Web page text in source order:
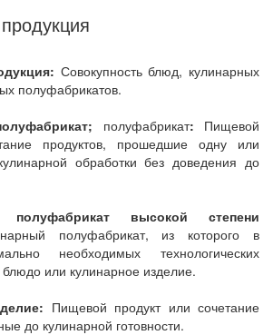
Совокупность блюд, кулинарных
полуфабрикатов.
полуфабрикат: Пищевой
продуктов, прошедшие одну или
обработки без доведения до
полуфабрикат высокой степени
полуфабрикат, из которого в
необходимых технологических
или кулинарное изделие.
Пищевой продукт или сочетание
до кулинарной готовности.